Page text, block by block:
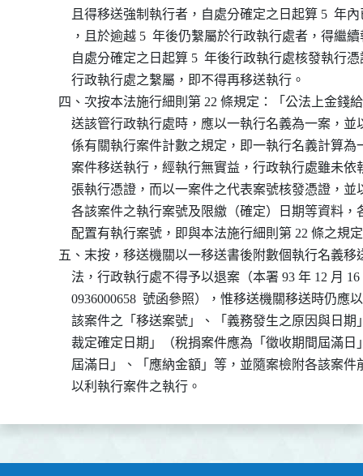
且得移送強制執行者，自處分確定之日起算 5  年
，且於逾越 5  年後仍繫屬於行政執行處者，得繼
自處分確定之日起算 5  年後行政執行處核發執行
              行政執行處之繫屬，即不得再移送執行。
四、次按本法施行細則第 22 條規定：「公法上金
送該管行政執行處時，應以一執行名義為一案，
係有關執行案件計數之規定，即一執行名義計算
案件移送執行，經執行無實益，行政執行處雖未
張執行憑證，而以一案件之代表案號核發憑證，
各該案件之執行案號及限繳（確定）日期等資料
配置有執行案號，即與本法施行細則第 22 條之規
五、末按，移送機關以一移送書後附數個執行名義
法，行政執行處不得予以退案（本署 93 年 12 月
0936000658  號函參照），惟移送機關移送時仍
該案件之「移送案號」、「義務發生之原因與日
裁定確定日期」（稅捐案件應為「徵收期間屆滿
屆滿日」、「應納金額」等，並隨案檢附各該案
              以利執行案件之執行。